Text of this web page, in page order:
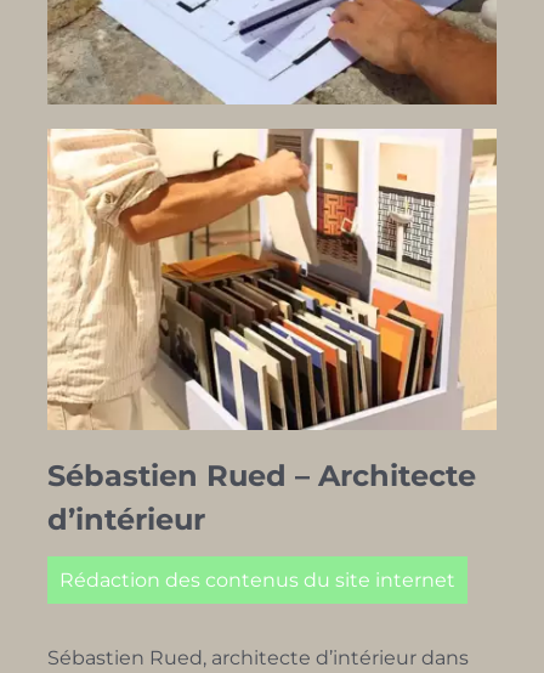
Sébastien Rued – Architecte
d’intérieur
Rédaction des contenus du site internet
Sébastien Rued, architecte d’intérieur dans